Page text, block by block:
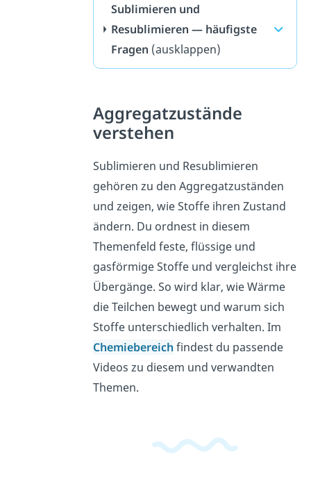
Sublimieren und
Resublimieren — häufigste
Fragen (ausklappen)
Aggregatzustände
verstehen
Sublimieren und Resublimieren
gehören zu den Aggregatzuständen
und zeigen, wie Stoffe ihren Zustand
ändern. Du ordnest in diesem
Themenfeld feste, flüssige und
gasförmige Stoffe und vergleichst ihre
Übergänge. So wird klar, wie Wärme
die Teilchen bewegt und warum sich
Stoffe unterschiedlich verhalten. Im
Chemiebereich findest du passende
Videos zu diesem und verwandten
Themen.